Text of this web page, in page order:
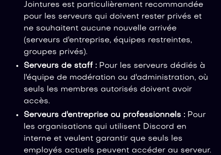
Jointures est particulièrement recommandée
pour les serveurs qui doivent rester privés et
ne souhaitent aucune nouvelle arrivée
(serveurs d'entreprise, équipes restreintes,
groupes privés).
Serveurs de staff : Pour les serveurs dédiés à
l'équipe de modération ou d'administration, où
seuls les membres autorisés doivent avoir
accès.
Serveurs d'entreprise ou professionnels : Pour
les organisations qui utilisent Discord en
interne et veulent garantir que seuls les
employés actuels peuvent accéder au serveur.